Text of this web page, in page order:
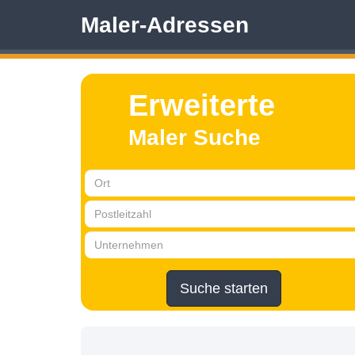
Maler-Adressen
Erweiterte
Maler Suche
Suche starten